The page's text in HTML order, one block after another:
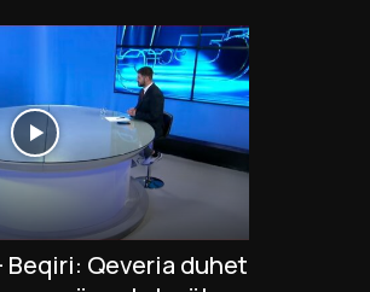
Beqiri: Qeveria duhet